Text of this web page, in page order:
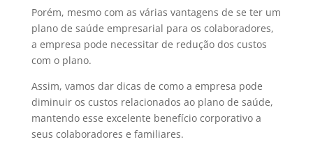
Porém, mesmo com as várias vantagens de se ter um
plano de saúde empresarial para os colaboradores,
a empresa pode necessitar de redução dos custos
com o plano.
Assim, vamos dar dicas de como a empresa pode
diminuir os custos relacionados ao plano de saúde,
mantendo esse excelente benefício corporativo a
seus colaboradores e familiares.